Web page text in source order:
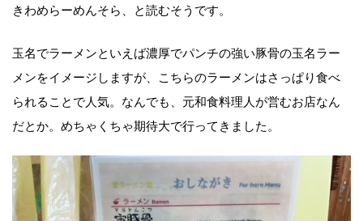
きわめらーめんそら、と読むそうです。
玉名でラーメンといえば濃厚でパンチの強い豚骨の玉名ラー
メンをイメージしますが、こちらのラーメンはさっぱり食べ
られることで人気。なんでも、元和食料理人が営むお店なん
だとか。めちゃくちゃ期待大で行ってきました。